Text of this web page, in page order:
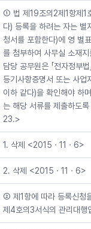
① 법 제19조의2제1항제1
다) 등록을 하려는 자는 별
청서를 포함한다)에 영 별
를 첨부하여 사무실 소재
담당 공무원은 「전자정부
등기사항증명서 또는 사업
이하 같다)을 확인해야 하
는 해당 서류를 제출하
23.>
1. 삭제 <2015ㆍ11ㆍ6>
2. 삭제 <2015ㆍ11ㆍ6>
② 제1항에 따라 등록신청
제4호의3서식의 관리대행